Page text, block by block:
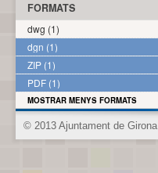
FORMATS
dwg (1)
dgn (1)
ZIP (1)
PDF (1)
MOSTRAR MENYS FORMATS
© 2013 Ajuntament de Girona